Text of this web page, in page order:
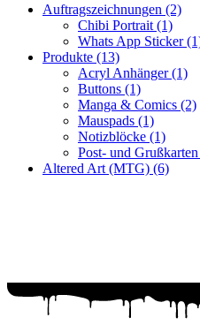
Auftragszeichnungen (2)
Chibi Portrait (1)
Whats App Sticker
Produkte (13)
Acryl Anhänger(1)
Buttons (1)
Manga & Comics (2)
Mauspads (1)
Notizblöcke (1)
Post- und Grußkarten
Altered Art (MTG) (6)